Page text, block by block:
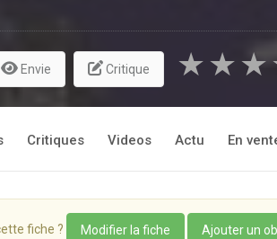
Envie Critique ★
★
★
Critiques Videos Actu En
fiche ? Modifier la fiche Ajouter un